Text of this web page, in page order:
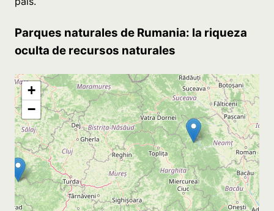
Parques naturales de Rumania: la riqueza
oculta de recursos naturales